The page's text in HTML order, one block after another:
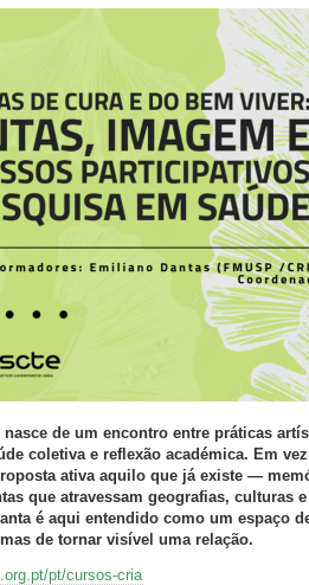
de um encontro entre práticas
coletiva e reflexão académica. Em
ativa aquilo que já existe —
que atravessam geografias, culturas
é aqui entendido como um espaço
de tornar visível uma relação.
pt/cursos-cria